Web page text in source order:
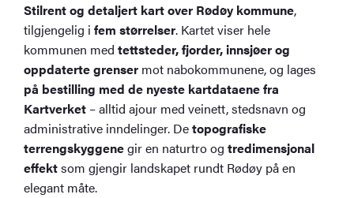
Stilrent og detaljert kart over Rødøy kommune,
tilgjengelig ifem størrelser. Kartet viser hele
kommunen medtettsteder, fjorder, innsjøer og
oppdaterte grenser mot nabokommunene, og lages
på bestilling med de nyeste kartdataene fra
Kartverket – alltid ajour med veinett, stedsnavn og
administrative inndelinger. Detopografiske
terrengskyggenegir en naturtro ogtredimensjonal
effektsom gjengir landskapet rundt Rødøy på en
elegant måte.